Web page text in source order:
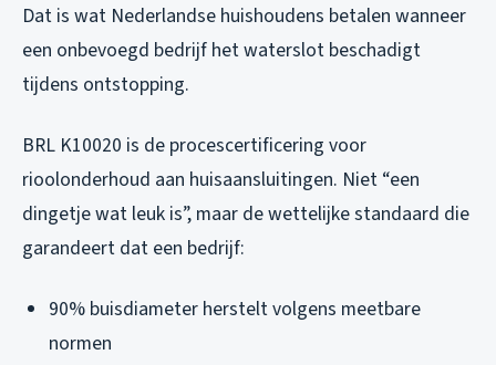
Dat is wat Nederlandse huishoudens betalen wanneer
een onbevoegd bedrijf het waterslot beschadigt
tijdens ontstopping.
BRL K10020 is de procescertificering voor
rioolonderhoud aan huisaansluitingen. Niet “een
dingetje wat leuk is”, maar de wettelijke standaard die
garandeert dat een bedrijf:
90% buisdiameter herstelt volgens meetbare
normen